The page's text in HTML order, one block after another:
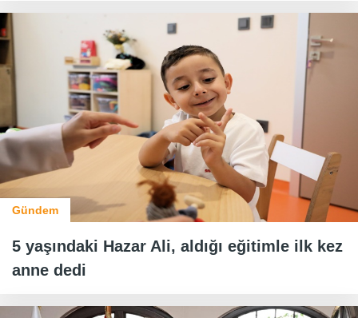
Gündem
5 yaşındaki Hazar Ali, aldığı eğitimle ilk kez
anne dedi